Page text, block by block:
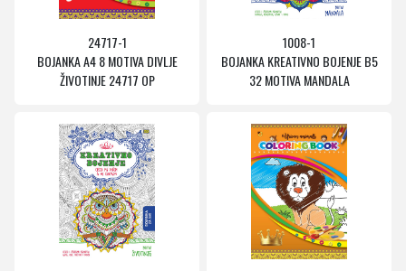
24717-1
BOJANKA A4 8 MOTIVA DIVLJE
ŽIVOTINJE 24717 OP
1008-1
BOJANKA KREATIVNO BOJENJE B5
32 MOTIVA MANDALA